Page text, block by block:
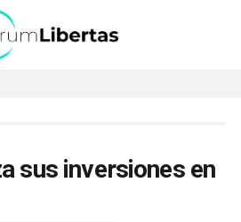
sus inversiones en